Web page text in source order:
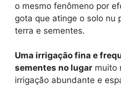
o mesmo fenômeno por
gota que atinge o solo nu
terra e sementes.
Uma irrigação fina e
sementes no lugar muito
irrigação abundante e